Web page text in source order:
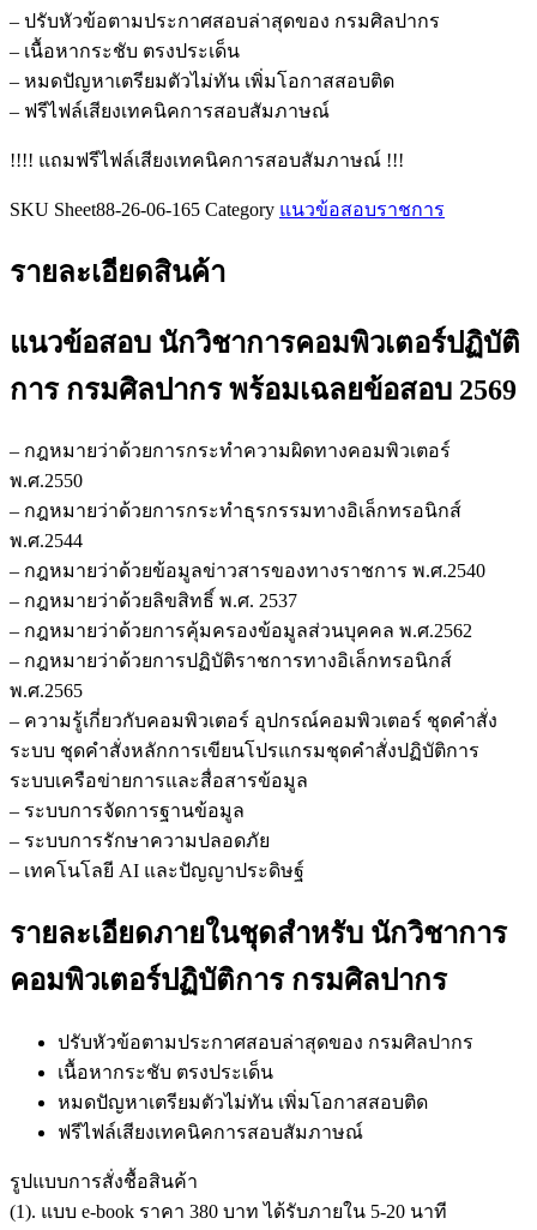
คอมพิวเตอร์
ปฏิบัติ
การ
กรม
ชิ้น
– ปรับหัวข้อตามประกาศสอบล่าสุดของ กรมศิลปากร
– เนื้อหากระชับ ตรงประเด็น
– หมดปัญหาเตรียมตัวไม่ทัน เพิ่มโอกาสสอบติด
– ฟรีไฟล์เสียงเทคนิคการสอบสัมภาษณ์
!!!! แถมฟรีไฟล์เสียงเทคนิคการสอบสัมภาษณ์ !!!
SKU Sheet88-26-06-165 Category แนวข้อสอบราชการ
รายละเอียดสินค้า
แนวข้อสอบ นักวิชาการคอมพิวเตอร์ปฏิบัติ
การ กรมศิลปากรพร้อมเฉลยข้อสอบ 2569
– กฎหมายว่าด้วยการกระทำความผิดทางคอมพิวเตอร์
พ.ศ.2550
– กฎหมายว่าด้วยการกระทำธุรกรรมทางอิเล็กทรอนิกส์
พ.ศ.2544
– กฎหมายว่าด้วยข้อมูลข่าวสารของทางราชการ พ.ศ.2540
– กฎหมายว่าด้วยลิขสิทธิ์ พ.ศ. 2537
– กฎหมายว่าด้วยการคุ้มครองข้อมูลส่วนบุคคล พ.ศ.2562
– กฎหมายว่าด้วยการปฏิบัติราชการทางอิเล็กทรอนิกส์
พ.ศ.2565
– ความรู้เกี่ยวกับคอมพิวเตอร์ อุปกรณ์คอมพิวเตอร์ ชุดคำสั่ง
ระบบ ชุดคำสั่งหลักการเขียนโปรแกรมชุดคำสั่งปฏิบัติการ
ระบบเครือข่ายการและสื่อสารข้อมูล
– ระบบการจัดการฐานข้อมูล
– ระบบการรักษาความปลอดภัย
– เทคโนโลยี AI และปัญญาประดิษฐ์
รายละเอียดภายในชุดสำหรับ นักวิชาการ
คอมพิวเตอร์ปฏิบัติการ กรมศิลปากร
ปรับหัวข้อตามประกาศสอบล่าสุดของ กรมศิลปากร
เนื้อหากระชับ ตรงประเด็น
หมดปัญหาเตรียมตัวไม่ทัน เพิ่มโอกาสสอบติด
ฟรีไฟล์เสียงเทคนิคการสอบสัมภาษณ์
รูปแบบการสั่งชื้อสินค้า
(1). แบบ e-book ราคา 380 บาท ได้รับภายใน 5-20 นาที